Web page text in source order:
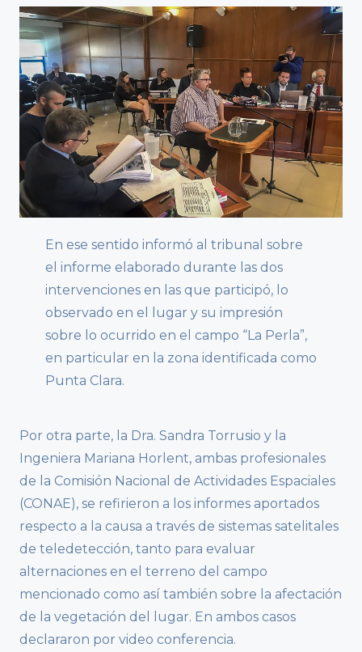
En ese sentido informó al tribunal sobre
el informe elaborado durante las dos
intervenciones en las que participó, lo
observado en el lugar y su impresión
sobre lo ocurrido en el campo “La Perla”,
en particular en la zona identificada como
Punta Clara.
Por otra parte, la Dra. Sandra Torrusio y la
Ingeniera Mariana Horlent, ambas profesionales
de la Comisión Nacional de Actividades Espaciales
(CONAE), se refirieron a los informes aportados
respecto a la causa a través de sistemas satelitales
de teledetección, tanto para evaluar
alternaciones en el terreno del campo
mencionado como así también sobre la afectación
de la vegetación del lugar. En ambos casos
declararon por video conferencia.